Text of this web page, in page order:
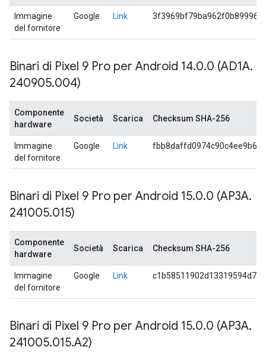
Immagine
del fornitore
Google Link
Binari di Pixel 9 Pro per Android 14.0.0 (AD1A.
240905.004)
Componente
hardware
Società Scarica Checksum SHA-256
Immagine
del fornitore
Google Link
Binari di Pixel 9 Pro per Android 15.0.0 (AP3A.
241005.015)
Componente
hardware
Società Scarica Checksum SHA-256
Immagine
del fornitore
Google Link
Binari di Pixel 9 Pro per Android 15.0.0 (AP3A.
241005.015.A2)